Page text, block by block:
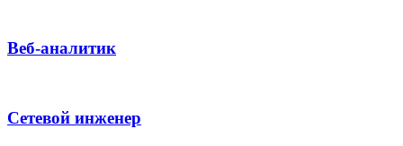
Веб-аналитик
Сетевой инженер